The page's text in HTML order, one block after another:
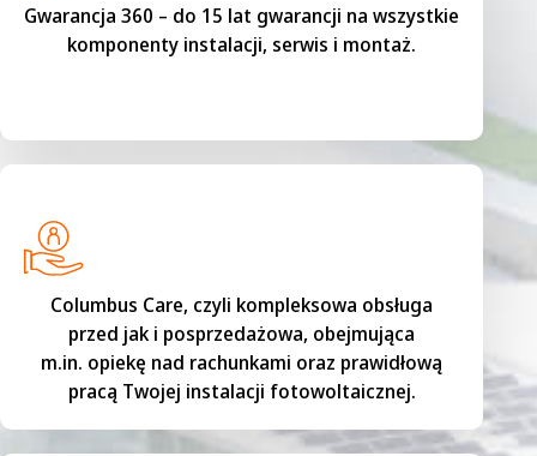
Gwarancja 360 – do 15 lat gwarancji na wszystkie
komponenty instalacji, serwis i montaż.
Columbus Care, czyli kompleksowa obsługa
przed jak i posprzedażowa, obejmująca
m.in. opiekę nad rachunkami oraz prawidłową
pracą Twojej instalacji fotowoltaicznej.